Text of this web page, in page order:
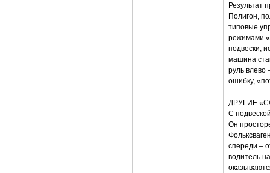
Результат
Полигон,
типовые
режимами
подвески;
машина
руль влево
ошибку,
ДРУГИЕ
С
Он
спереди –
водитель